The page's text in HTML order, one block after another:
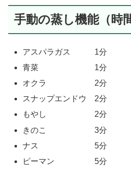
手動の蒸し機能（時
アスパラガス 1分
青菜 1分
オクラ 2分
スナップエンドウ 2分
もやし 2分
きのこ 3分
ナス 5分
ピーマン 5分